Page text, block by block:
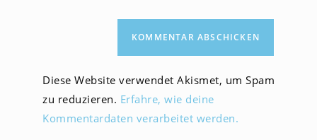
Diese Website verwendet Akismet, um Spam
zu reduzieren. Erfahre, wie deine
Kommentardaten verarbeitet werden.